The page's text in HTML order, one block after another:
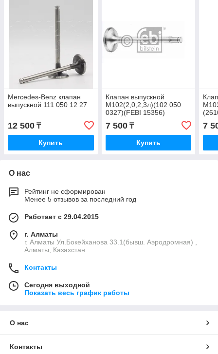
Mercedes-Benz клапан
выпускной 111 050 12 27
12 500 ₸
Купить
Клапан выпускной
M102(2,0,2,3л)(102 050
0327)(FEBI 15356)
7 500₸
Купить
7
О нас
Рейтинг не сформирован
Менее 5 отзывов за последний год
Работает с 29.04.2015
г. Алматы
г. Алматы Ул.Бокейханова 33.1(бывш. Аэродромная) ,
Алматы, Казахстан
Контакты
Сегодня выходной
Показать весь график работы
О нас
Контакты